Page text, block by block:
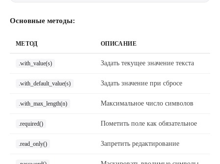
Основные методы:
МЕТОД ОПИСАНИЕ
.with_value(s) Задать текущее значение текста
.with_default_value(s) Задать значение при сбросе
.with_max_length(n) Максимальное число символов
.required() Пометить поле как обязательное
.read_only() Запретить редактирование